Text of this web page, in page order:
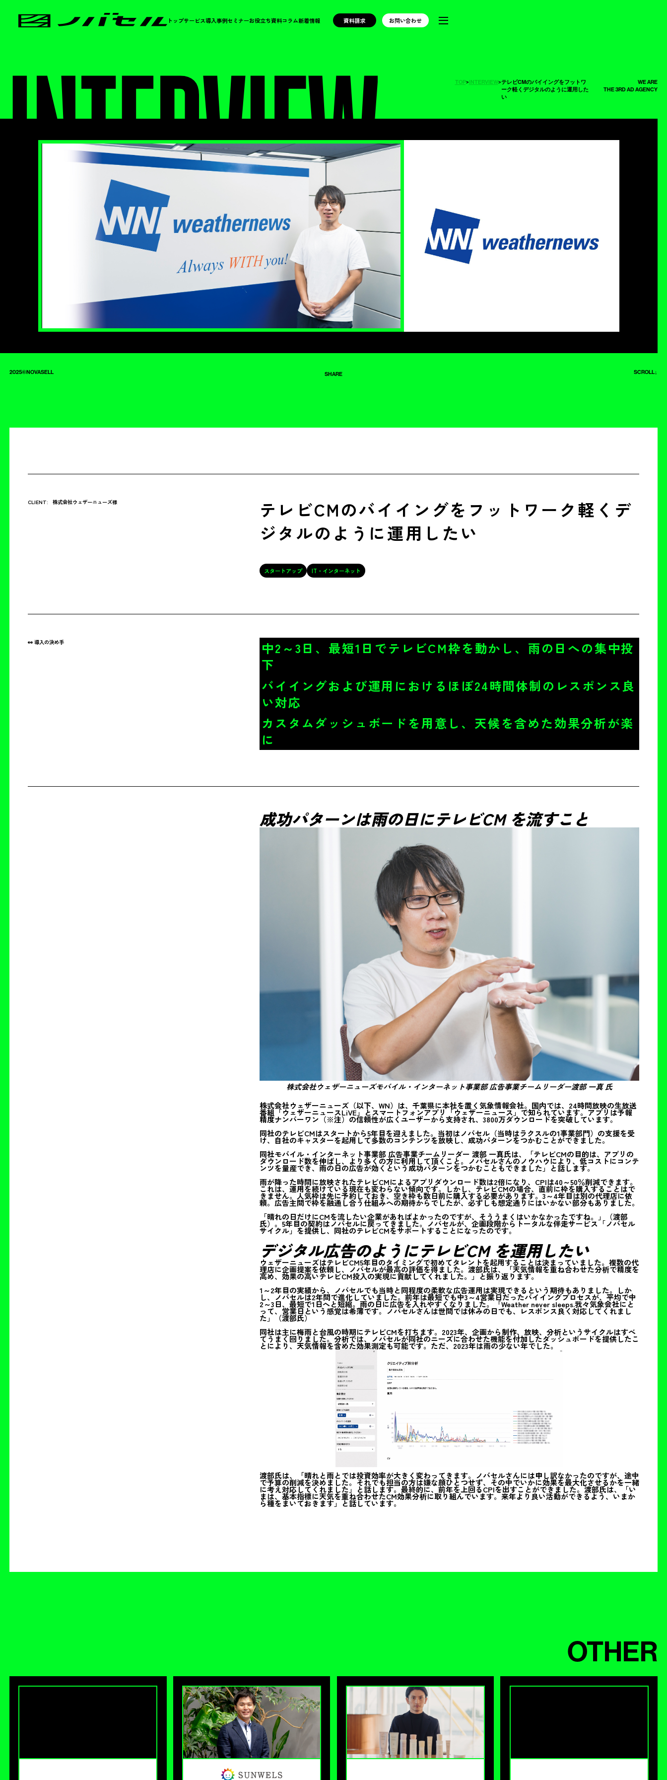
トップサービス導入事例セミナーお役立ち資料コラム新着情報 資料請求 お問い合わせ
TOP>INTERVIEW>テレビCMのバイイングをフットワ
ーク軽くデジタルのように運用した
い
WE ARE
THE 3RD AD AGENCY
INTERVIEW / インタビュー
2025©NOVASELL SCROLL↓
SHARE
CLIENT: 株式会社ウェザーニューズ様
テレビCMのバイイングをフットワーク軽くデ
ジタルのように運用したい
スタートアップ IT・インターネット
👀 導入の決め手
中2～3日、最短1日でテレビCM枠を動かし、雨の日への集中投
下
バイイングおよび運用におけるほぼ24時間体制のレスポンス良
い対応
カスタムダッシュボードを用意し、天候を含めた効果分析が楽
に
成功パターンは雨の日にテレビCM を流すこと
株式会社ウェザーニューズモバイル・インターネット事業部 広告事業チームリーダー渡部 一真 氏
株式会社ウェザーニューズ（以下、WN）は、千葉県に本社を置く気象情報会社。国内では、24時間放映の生放送
番組「ウェザーニュースLiVE」とスマートフォンアプリ「ウェザーニュース」で知られています。アプリは予報
精度ナンバーワン（※注）の信頼性が広くユーザーから支持され、3800万ダウンロードを突破しています。
同社のテレビCMはスタートから5年目を迎えました。当初はノバセル（当時はラクスルの1事業部門）の支援を受
け、自社のキャスターを起用して多数のコンテンツを放映し、成功パターンをつかむことができました。
同社モバイル・インターネット事業部 広告事業チームリーダー 渡部 一真氏は、「テレビCMの目的は、アプリの
ダウンロード数を伸ばし、より多くの方に利用して頂くこと。ノバセルさんのノウハウにより、低コストにコンテ
ンツを量産でき、雨の日の広告が効くという成功パターンをつかむこともできました」と話します。
雨が降った時間に放映されたテレビCMによるアプリダウンロード数は2倍になり、CPIは40～50％削減できます。
これは、運用を続けている現在も変わらない傾向です。しかし、テレビCMの場合、直前に枠を購入することはで
きません。人気枠は先に予約しておき、空き枠も数日前に購入する必要があります。3～4年目は別の代理店に依
頼。広告主間で枠を融通し合う仕組みへの期待からでしたが、必ずしも想定通りにはいかない部分もありました。
「晴れの日だけにCMを流したい企業があればよかったのですが、そううまくはいかなかったですね。」（渡部
氏）。5年目の契約はノバセルに戻ってきました。ノバセルが、企画段階からトータルな伴走サービス「ノバセル
サイクル」を提供し、同社のテレビCMをサポートすることになったのです。
デジタル広告のようにテレビCM を運用したい
ウェザーニューズはテレビCM5年目のタイミングで初めてタレントを起用することは決まっていました。複数の代
理店に企画提案を依頼し、ノバセルが最高の評価を得ました。渡部氏は、「天気情報を重ね合わせた分析で精度を
高め、効果の高いテレビCM投入の実現に貢献してくれました。」と振り返ります。
1～2年目の実績から、ノバセルでも当時と同程度の柔軟な広告運用は実現できるという期待もありました。しか
し、ノバセルは2年間で進化していました。前年は最短でも中3～4営業日だったバイイングプロセスが、平均で中
2～3日、最短で1日へと短縮。雨の日に広告を入れやすくなりました。「Weather never sleeps.我々気象会社にと
って、営業日という感覚は希薄です。ノバセルさんは世間では休みの日でも、レスポンス良く対応してくれまし
た」（渡部氏）
同社は主に梅雨と台風の時期にテレビCMを打ちます。2023年、企画から制作、放映、分析というサイクルはすべ
てうまく回りました。分析では、ノバセルが同社のニーズに合わせた機能を付加したダッシュボードを提供したこ
とにより、天気情報を含めた効果測定も可能です。ただ、2023年は雨の少ない年でした。
渡部氏は、「晴れと雨とでは投資効率が大きく変わってきます。ノバセルさんには申し訳なかったのですが、途中
で予算の削減を決めました。それでも担当の方は嫌な顔ひとつせず、その中でいかに効果を最大化させるかを一緒
に考え対応してくれました」と話します。最終的に、前年を上回るCPIを出すことができました。渡部氏は、「い
まは、基本指標に天気を重ね合わせたCM効果分析に取り組んでいます。来年より良い活動ができるよう、いまか
ら種をまいておきます」と話しています。
OTHER